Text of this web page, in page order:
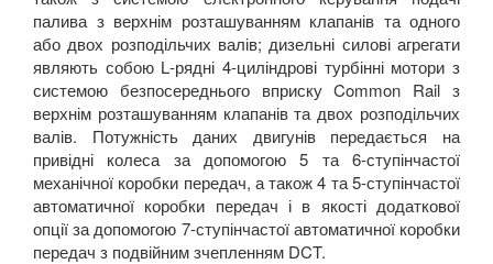
палива з верхнім розташуванням клапанів та одного
або двох розподільчих валів; дизельні силові агрегати
являють собою L-рядні 4-циліндрові турбінні мотори з
системою безпосереднього вприскуCommon Rail з
верхнім розташуванням клапанів та двох розподільчих
валів. Потужність даних двигунів передається на
привідні колеса за допомогою 5 та 6-ступінчастої
механічної коробки передач, а також 4 та 5-ступінчастої
автоматичної коробки передач і в якості додаткової
опції за допомогою 7-ступінчастої автоматичної коробки
передач з подвійним зчепленням DCT.